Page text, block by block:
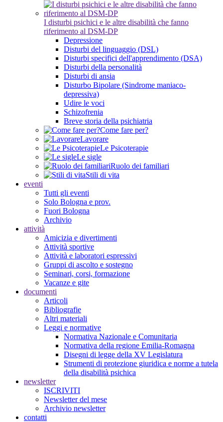
I disturbi psichici e le altre disabilità che fanno
riferimento al DSM-DP
Depressione
Disturbi del linguaggio (DSL)
Disturbi specifici dell'apprendimento (DSA)
Disturbi della personalità
Disturbi di ansia
Disturbo Bipolare (Sindrome maniaco-
depressiva)
Udire le voci
Schizofrenia
Breve storia della psichiatria
Come fare per?
Lavorare
Le Psicoterapie
Le sigle
Ruolo dei familiari
Stili di vita
eventi
Tutti gli eventi
Solo Bologna e prov.
Fuori Bologna
Archivio
attività
Amicizia e divertimenti
Attività sportive
Attività e laboratori espressivi
Gruppi di ascolto e sostegno
Seminari, corsi, formazione
Vacanze e gite
documenti
Articoli
Bibliografie
Altri materiali
Leggi e normative
Normativa Nazionale e Comunitaria
Normativa della regione Emilia-Romagna
Disegni di legge della XV Legislatura
Strumenti di protezione giuridica e norme a tutela
della disabilità psichica
newsletter
ISCRIVITI
Newsletter del mese
Archivio newsletter
contatti